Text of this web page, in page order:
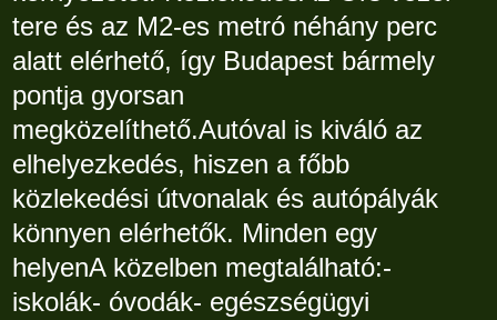
tere és az M2-es metró néhány perc
alatt elérhető, így Budapest bármely
pontja gyorsan
megközelíthető.Autóval is kiváló az
elhelyezkedés, hiszen a főbb
közlekedési útvonalak és autópályák
könnyen elérhetők. Minden egy
helyenA közelben megtalálható:-
iskolák- óvodák- egészségügyi